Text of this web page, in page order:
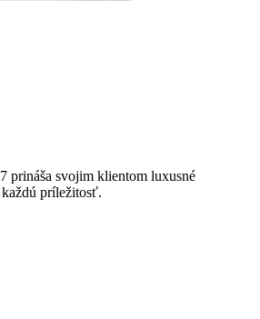
prináša svojim klientom luxusné
príležitosť.